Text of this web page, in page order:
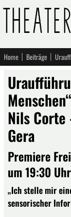
Home Beiträge
Nils
Gera
Premiere
um 19:30
„Ich stelle mir
sensorischer